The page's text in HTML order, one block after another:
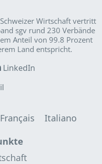
Wirt­schaft vertritt
sgv rund 230 Verbände
Anteil von 99.8 Prozent
Land entspricht.
LinkedIn
Français
Italiano